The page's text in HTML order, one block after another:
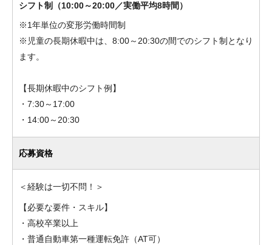
シフト制（10:00～20:00／実働平均8時間）
※1年単位の変形労働時間制
※児童の長期休暇中は、8:00～20:30の間でのシフト制となり
ます。
【長期休暇中のシフト例】
・7:30～17:00
・14:00～20:30
応募資格
＜経験は一切不問！＞
【必要な要件・スキル】
・高校卒業以上
・普通自動車第一種運転免許（AT可）